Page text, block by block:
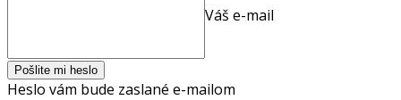
Váš e-mail
Heslo vám bude zaslané e-mailom